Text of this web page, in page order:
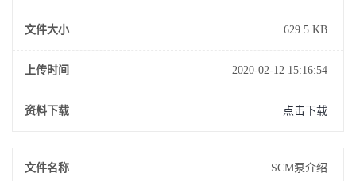
文件大小 629.5 KB
上传时间 2020-02-12 15:16:54
资料下载 点击下载
文件名称 SCM泵介绍